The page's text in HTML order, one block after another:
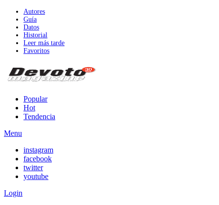
Autores
Guía
Datos
Historial
Leer más tarde
Favoritos
Popular
Hot
Tendencia
Menu
instagram
facebook
twitter
youtube
Login